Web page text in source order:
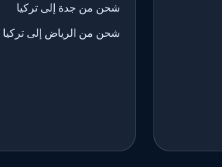
شحن من جدة إلى تركيا
شحن من الرياض إلى تركيا